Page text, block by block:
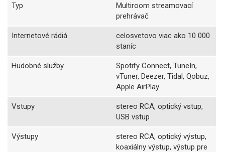
Typ
Multiroom streamovací
prehrávač
Internetové rádiá
celosvetovo viac ako 10 000
staníc
Hudobné služby
Spotify Connect, TuneIn,
vTuner, Deezer, Tidal, Qobuz,
Apple AirPlay
Vstupy
stereo RCA, optický vstup,
USB vstup
Výstupy
stereo RCA, optický výstup,
koaxiálny výstup, výstup pre